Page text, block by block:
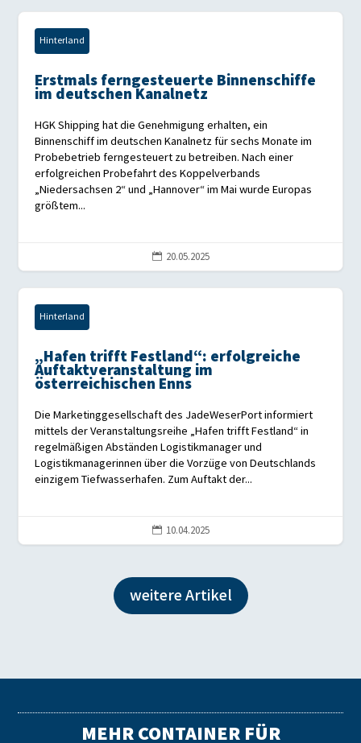
Hinterland
Erstmals ferngesteuerte Binnenschiffe
im deutschen Kanalnetz
HGK Shipping hat die Genehmigung erhalten, ein
Binnenschiff im deutschen Kanalnetz für sechs Monate im
Probebetrieb ferngesteuert zu betreiben. Nach einer
erfolgreichen Probefahrt des Koppelverbands
„Niedersachsen 2“ und „Hannover“ im Mai wurde Europas
größtem...
 20.05.2025
Hinterland
„Hafen trifft Festland“: erfolgreiche
Auftaktveranstaltung im
österreichischen Enns
Die Marketinggesellschaft des JadeWeserPort informiert
mittels der Veranstaltungsreihe „Hafen trifft Festland“ in
regelmäßigen Abständen Logistikmanager und
Logistikmanagerinnen über die Vorzüge von Deutschlands
einzigem Tiefwasserhafen. Zum Auftakt der...
 10.04.2025
weitere Artikel
MEHR CONTAINER FÜR